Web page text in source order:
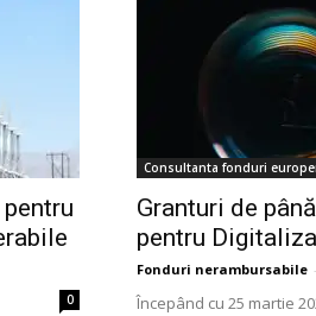
0
Consultanta fonduri
Granturi de
pentru
Fonduri nerambursabile -
Începând cu 25 martie